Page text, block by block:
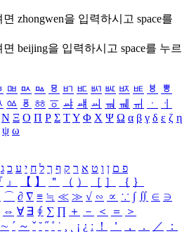
면 zhongwen을 입력하시고 space를
면 beijing을 입력하시고 space를 누르
ㅮ ㅯ ㅰ ㅱ ㅲ ㅳ ㅴ ㅵ ㅶ ㅷ ㅸ
ㅹ
ㆃ ㆄ ㆅ ㆆ ㆇ ㆈ ㆉ ㆊ ㆋ ㆌ ㆍ
ㆎ
Ν Ξ Ο Π Ρ Σ ΤΥ Φ Χ Ψ Ω α β γ δ ε ζ η
ψ ω
פ ם ן ו ט א ר ק ף ך ל ח י ע כ ג
』 【 】 ＂ （ ） ［ ］ ｛ ｝
⌒ ∂ ∇ ≡ ≒ ≪ ≫ √ ∽ ∝ ∵ ∫ ∬ ∈ ∋
⇔ ∀ ∃ ∮ ∑ ∏ ＋ － ＜ ＝
＞
∼ ´ ～ ˇ ˘ ˝ ˚ ˙ ¸ ¡ ¿ ː ！ ＇ ， ． ／
：